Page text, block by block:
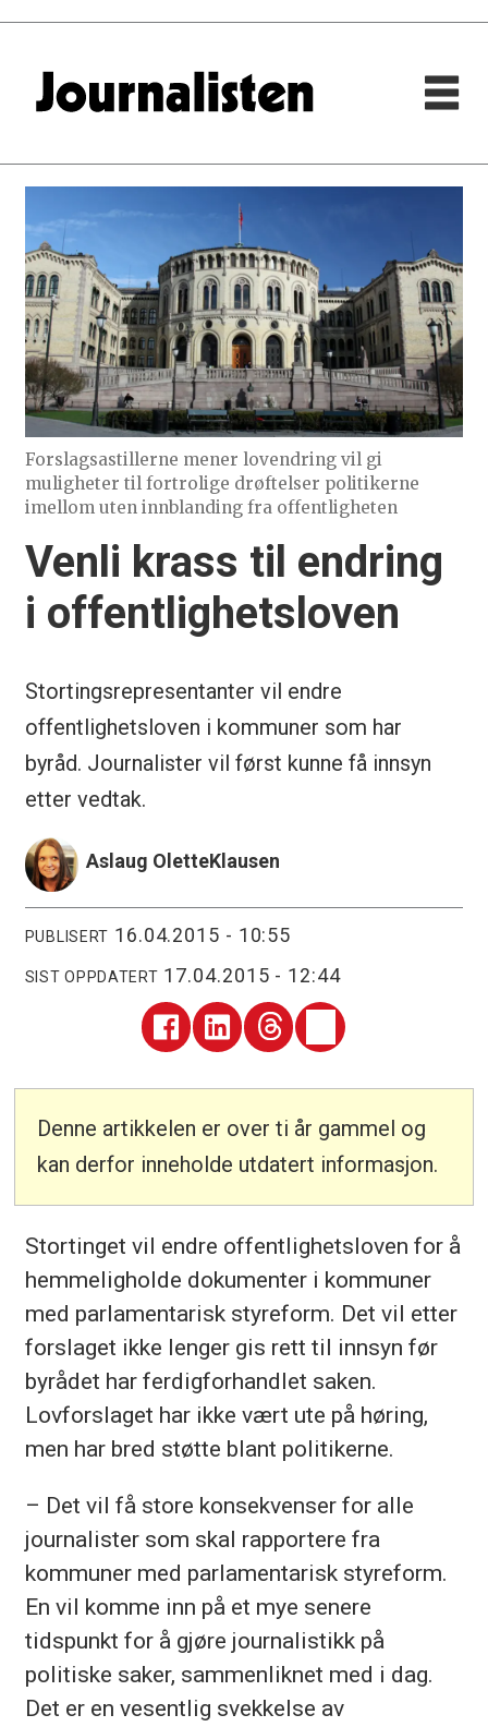
Forslagsastillerne mener lovendring vil gi
muligheter til fortrolige drøftelser politikerne
imellom uten innblanding fra offentligheten
Venli krass til endring
i offentlighetsloven
Stortingsrepresentanter vil endre
offentlighetsloven i kommuner som har
byråd. Journalister vil først kunne få innsyn
etter vedtak.
Aslaug OletteKlausen
PUBLISERT 16.04.2015 - 10:55
SIST OPPDATERT 17.04.2015 - 12:44
Denne artikkelen er over ti år gammel og
kan derfor inneholde utdatert informasjon.
Stortinget vil endre offentlighetsloven for å
hemmeligholde dokumenter i kommuner
med parlamentarisk styreform. Det vil etter
forslaget ikke lenger gis rett til innsyn før
byrådet har ferdigforhandlet saken.
Lovforslaget har ikke vært ute på høring,
men har bred støtte blant politikerne.
– Det vil få store konsekvenser for alle
journalister som skal rapportere fra
kommuner med parlamentarisk styreform.
En vil komme inn på et mye senere
tidspunkt for å gjøre journalistikk på
politiske saker, sammenliknet med i dag.
Det er en vesentlig svekkelse av